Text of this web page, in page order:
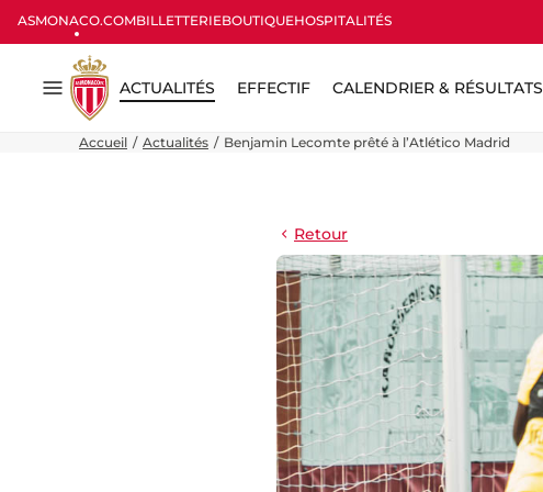
ASMONACO.COMBILLETTERIEBOUTIQUEHOSPITALITÉS
Menu
ACTUALITÉS EFFECTIF CALENDRIER & RÉSULTATS
Accueil Actualités Benjamin Lecomte prêté à l’Atlético Madrid
Retour